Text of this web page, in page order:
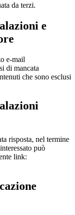
da terzi.
e
e-mail
di mancata
che sono esclusi
risposta, nel termine
può
link: